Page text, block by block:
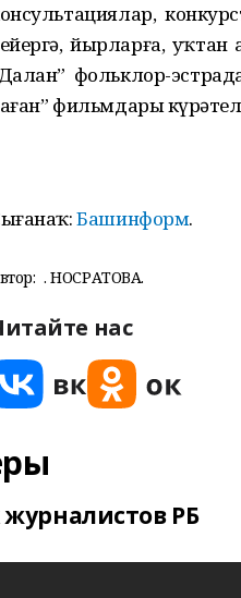
йырларға,
фольклор-
фильмдары
Башинформ.
Ә. НОСРАТОВА.
нас
РБ